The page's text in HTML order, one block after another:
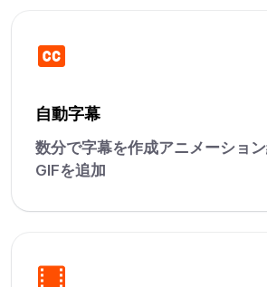
自動字幕
数分で字幕を作成アニメーション
GIFを追加